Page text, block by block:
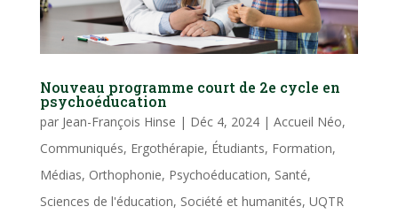
Nouveau programme court de 2e cycle en
psychoéducation
par Jean-François Hinse | Déc 4, 2024| Accueil Néo,
Communiqués, Ergothérapie, Étudiants, Formation,
Médias, Orthophonie, Psychoéducation, Santé,
Sciences de l'éducation, Société et humanités, UQTR